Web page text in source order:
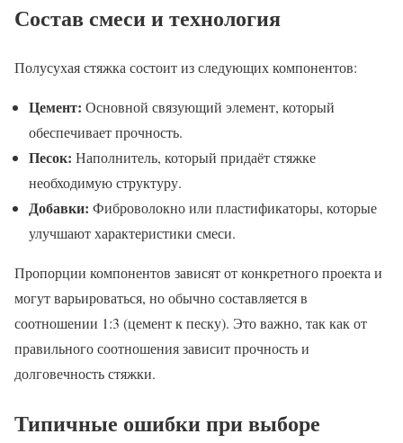
Состав смеси и технология
Полусухая стяжка состоит из следующих компонентов:
Цемент: Основной связующий элемент, который
обеспечивает прочность.
Песок: Наполнитель, который придаёт стяжке
необходимую структуру.
Добавки: Фиброволокно или пластификаторы, которые
улучшают характеристики смеси.
Пропорции компонентов зависят от конкретного проекта и
могут варьироваться, но обычно составляется в
соотношении 1:3 (цемент к песку). Это важно, так как от
правильного соотношения зависит прочность и
долговечность стяжки.
Типичные ошибки при выборе